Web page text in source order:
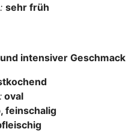
sehr früh
intensiver Geschmack
oval
feinschalig